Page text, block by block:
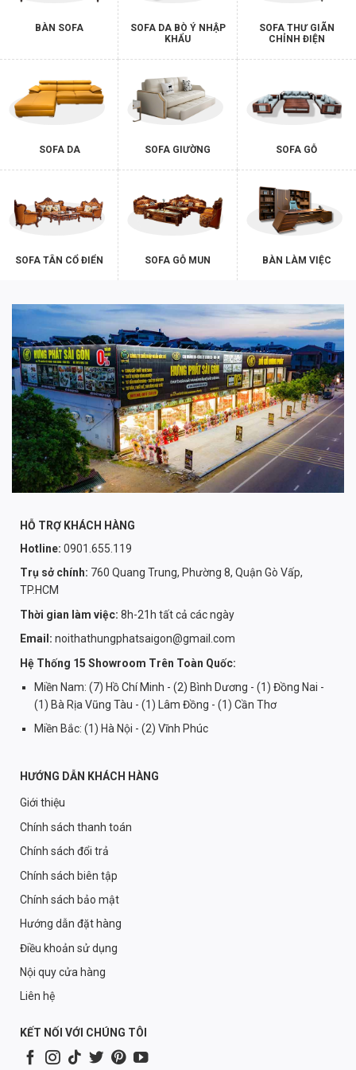
BÀN SOFA
SOFA DA BÒ Ý NHẬP
KHẨU
SOFA THƯ GIÃN
CHỈNH ĐIỆN
SOFA DA SOFA GIƯỜNG SOFA GỖ
SOFA TÂN CỔ ĐIỂN SOFA GỖ MUN BÀN LÀM VIỆC
HỖ TRỢ KHÁCH HÀNG
Hotline: 0901.655.119
Trụ sở chính: 760 Quang Trung, Phường 8, Quận Gò Vấp,
TP.HCM
Thời gian làm việc: 8h-21h tất cả các ngày
Email: noithathungphatsaigon@gmail.com
Hệ Thống 15 Showroom Trên Toàn Quốc:
Miền Nam: (7) Hồ Chí Minh - (2) Bình Dương - (1) Đồng Nai -
(1) Bà Rịa Vũng Tàu - (1) Lâm Đồng - (1) Cần Thơ
Miền Bắc: (1) Hà Nội - (2) Vĩnh Phúc
HƯỚNG DẪN KHÁCH HÀNG
Giới thiệu
Chính sách thanh toán
Chính sách đổi trả
Chính sách biên tập
Chính sách bảo mật
Hướng dẫn đặt hàng
Điều khoản sử dụng
Nội quy cửa hàng
Liên hệ
KẾT NỐI VỚI CHÚNG TÔI